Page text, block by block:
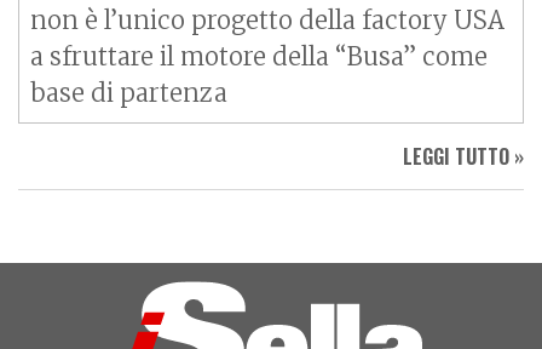
non è l’unico progetto della factory USA
a sfruttare il motore della “Busa” come
base di partenza
LEGGI TUTTO »